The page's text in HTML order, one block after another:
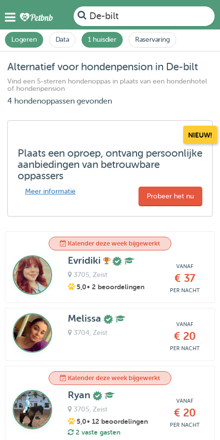
De-bilt
Logeren Data 1 huisdier Raservaring
Alternatief voor hondenpension in De-bilt
Vind een 5-sterren hondenoppas in plaats van een hondenhotel
of hondenpension
4 hondenoppassen gevonden
NIEUW!
Plaats een oproep, ontvang persoonlijke
aanbiedingen van betrouwbare
oppassers
Meer informatie
Probeer het nu
Kalender deze week bijgewerkt
Evridiki
3705, Zeist
5,0• 2 beoordelingen
VANAF
€ 37
PER NACHT
Melissa
3704, Zeist
VANAF
€ 20
PER NACHT
Kalender deze week bijgewerkt
Ryan
3705, Zeist
5,0• 12 beoordelingen
2 vaste gasten
VANAF
€ 20
PER NACHT